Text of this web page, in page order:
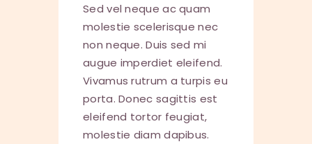
Sed vel neque ac quam
molestie scelerisque nec
non neque. Duis sed mi
augue imperdiet eleifend.
Vivamus rutrum a turpis eu
porta. Donec sagittis est
eleifend tortor feugiat,
molestie diam dapibus.